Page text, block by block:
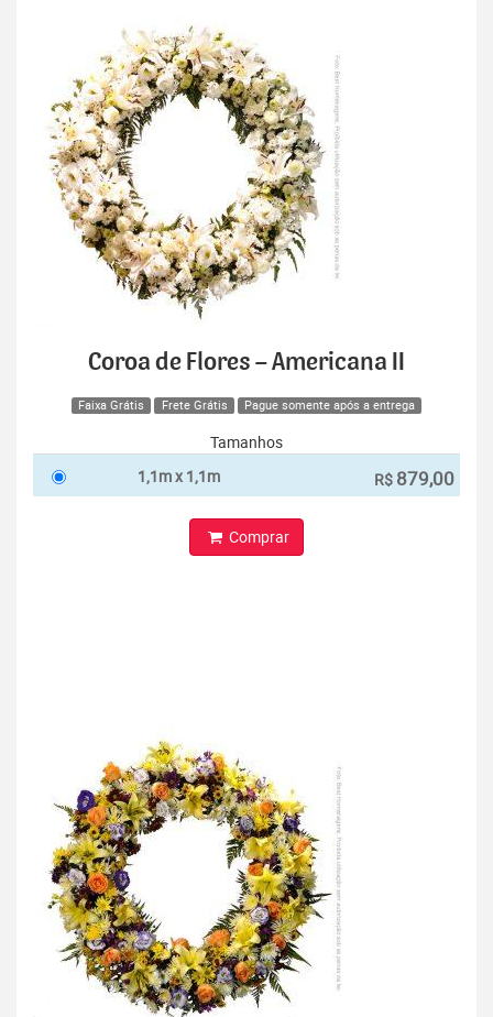
Coroa de Flores – Americana II
Faixa Grátis Frete Grátis Pague somente após a entrega
Tamanhos
1,1m x 1,1m
R$ 879,00
Comprar